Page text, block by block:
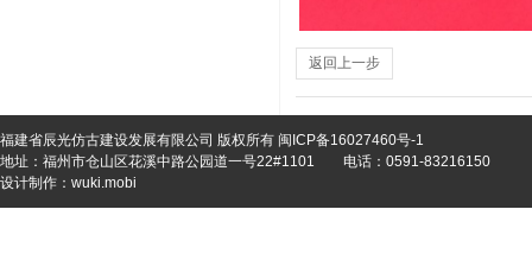
返回上一步
福建省辰光仿古建设发展有限公司 版权所有 闽ICP备16027460号-1
地址：福州市仓山区花溪中路公园道一号22#1101
电话：0591-83216150
设计制作： wuki.mobi